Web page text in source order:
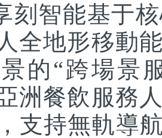
刻智能基于
全地形移動
的“跨場景
洲餐飲服務
支持無軌導